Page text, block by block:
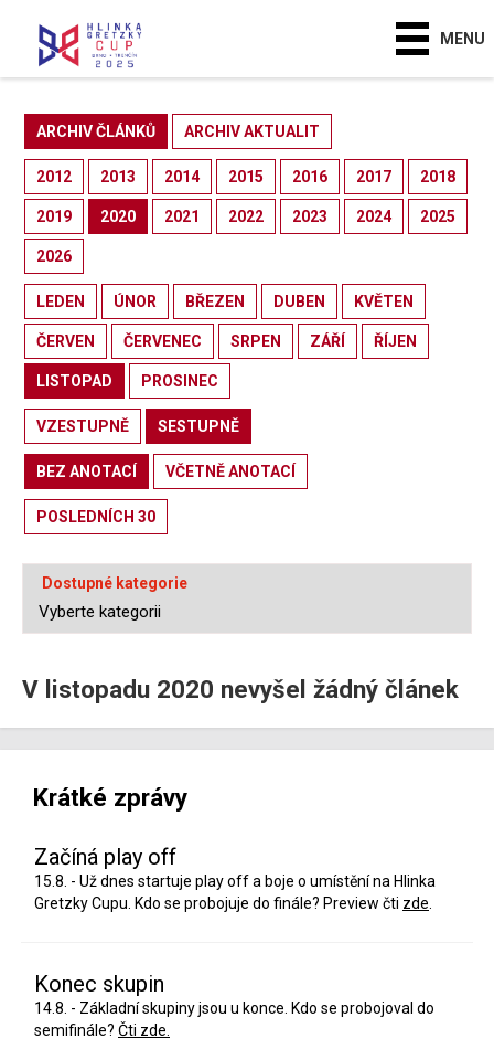
MENU
ARCHIV ČLÁNKŮ ARCHIV AKTUALIT
2012 2013 2014 2015 2016 2017 2018
2019 2020 2021 2022 2023 2024 2025
2026
LEDEN ÚNOR BŘEZEN DUBEN KVĚTEN
ČERVEN ČERVENEC SRPEN ZÁŘÍ ŘÍJEN
LISTOPAD PROSINEC
VZESTUPNĚ SESTUPNĚ
BEZ ANOTACÍ VČETNĚ ANOTACÍ
POSLEDNÍCH 30
Dostupné kategorie
V listopadu 2020 nevyšel žádný článek
Krátké zprávy
Začíná play off
15.8. - Už dnes startuje play off a boje o umístění na Hlinka
Gretzky Cupu. Kdo se probojuje do finále? Preview čti zde.
Konec skupin
14.8. - Základní skupiny jsou u konce. Kdo se probojoval do
semifinále? Čti zde.